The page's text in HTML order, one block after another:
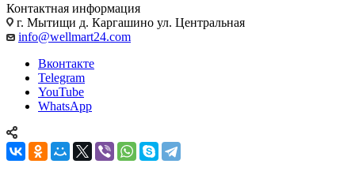
Контактная информация
г. Мытищи д. Каргашино ул. Центральная
info@wellmart24.com
Вконтакте
Telegram
YouTube
WhatsApp